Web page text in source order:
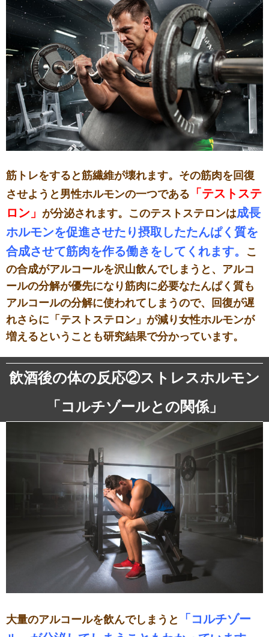
筋トレをすると筋繊維が壊れます。その筋肉を回復
させようと男性ホルモンの一つである 「テストステ
ロン」 が分泌されます。このテストステロンは成長
ホルモンを促進させたり摂取したたんぱく質を
合成させて筋肉を作る働きをしてくれます。
こ
の合成がアルコールを沢山飲んでしまうと、アルコ
ールの分解が優先になり筋肉に必要なたんぱく質も
アルコールの分解に使われてしまうので、回復が遅
れさらに「テストステロン」が減り女性ホルモンが
増えるということも研究結果で分かっています。
飲酒後の体の反応②ストレスホルモン
「コルチゾールとの関係」
大量のアルコールを飲んでしまうと
「コルチゾー